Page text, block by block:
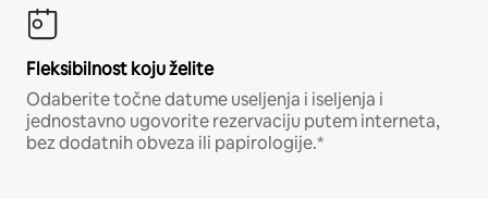
Fleksibilnost koju želite
Odaberite točne datume useljenja i iseljenja i
jednostavno ugovorite rezervaciju putem interneta,
bez dodatnih obveza ili papirologije.*